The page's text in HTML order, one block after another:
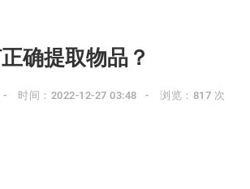
确提取物品？
时间：2022-12-27 03:48 浏览：817 次